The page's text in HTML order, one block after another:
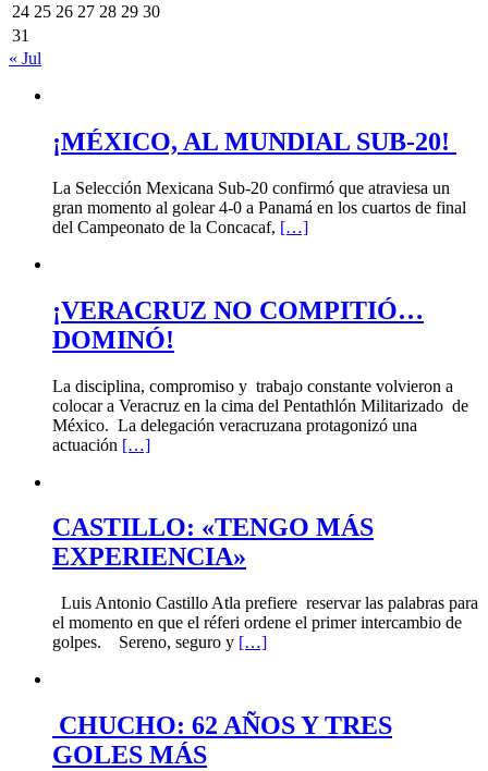
24 25 26 27 28 29 30
31
« Jul
¡MÉXICO, AL MUNDIAL SUB-20!
La Selección Mexicana Sub-20 confirmó que atraviesa un
gran momento al golear 4-0 a Panamá en los cuartos de final
del Campeonato de la Concacaf, […]
¡VERACRUZ NO COMPITIÓ…
DOMINÓ!
La disciplina, compromiso y trabajo constante volvieron a
colocar a Veracruz en la cima del Pentathlón Militarizado de
México. La delegación veracruzana protagonizó una
actuación […]
CASTILLO: «TENGO MÁS
EXPERIENCIA»
Luis Antonio Castillo Atla prefiere reservar las palabras para
el momento en que el réferi ordene el primer intercambio de
golpes. Sereno, seguro y […]
CHUCHO: 62 AÑOS Y TRES
GOLES MÁS